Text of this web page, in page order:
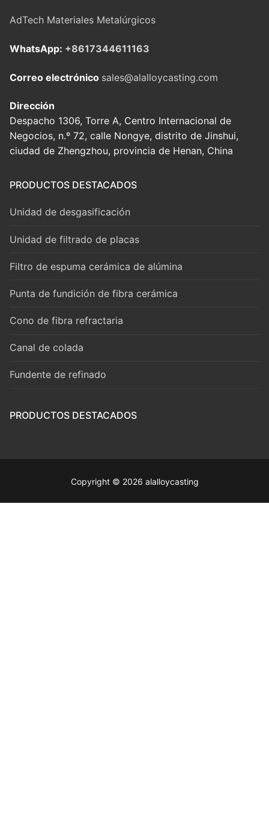
AdTech Materiales Metalúrgicos
WhatsApp: +8617344611163
Correo electrónico sales@alalloycasting.com
Dirección
Despacho 1306, Torre A, Centro Internacional de
Negocios, n.º 72, calle Nongye, distrito de Jinshui,
ciudad de Zhengzhou, provincia de Henan, China
PRODUCTOS DESTACADOS
Unidad de desgasificación
Unidad de filtrado de placas
Filtro de espuma cerámica de alúmina
Punta de fundición de fibra cerámica
Cono de fibra refractaria
Canal de colada
Fundente de refinado
PRODUCTOS DESTACADOS
Copyright © 2026 alalloycasting